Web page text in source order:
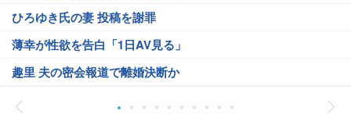
ひろゆき氏の妻 投稿を謝罪
薄幸が性欲を告白「1日AV見る」
趣里 夫の密会報道で離婚決断か